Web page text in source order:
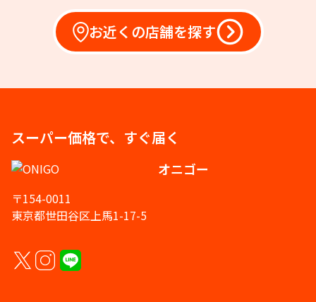
お近くの店舗を探す
スーパー価格で、すぐ届く
オニゴー
〒154-0011
東京都世田谷区上馬1-17-5